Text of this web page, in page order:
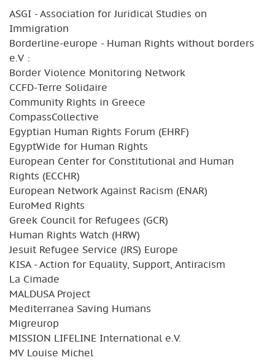
ASGI - Association for Juridical Studies on
Immigration
Borderline-europe - Human Rights without borders
e.V :
Border Violence Monitoring Network
CCFD-Terre Solidaire
Community Rights in Greece
CompassCollective
Egyptian Human Rights Forum (EHRF)
EgyptWide for Human Rights
European Center for Constitutional and Human
Rights (ECCHR)
European Network Against Racism (ENAR)
EuroMed Rights
Greek Council for Refugees (GCR)
Human Rights Watch (HRW)
Jesuit Refugee Service (JRS) Europe
KISA - Action for Equality, Support, Antiracism
La Cimade
MALDUSA Project
Mediterranea Saving Humans
Migreurop
MISSION LIFELINE International e.V.
MV Louise Michel